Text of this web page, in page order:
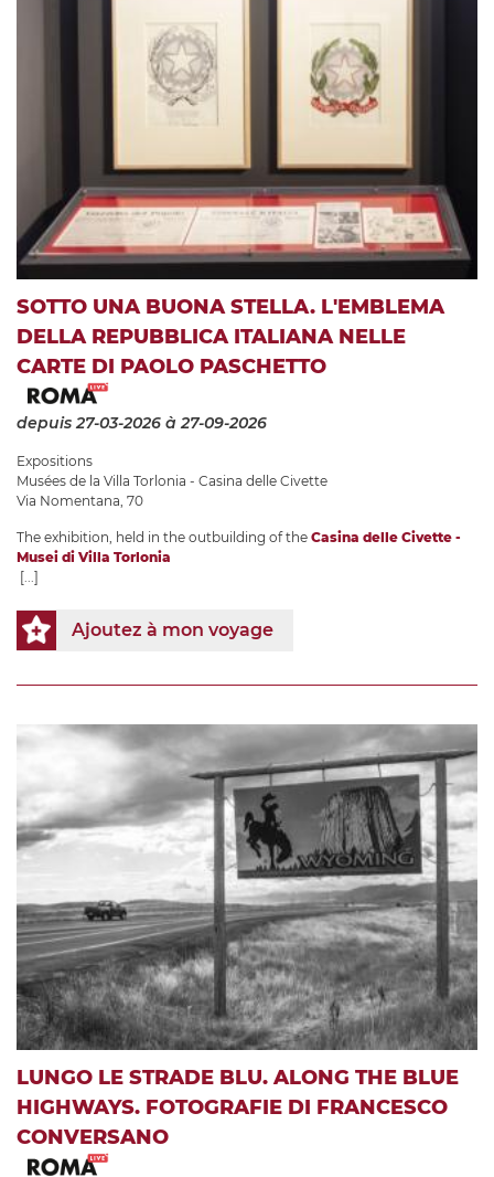
SOTTO UNA BUONA STELLA. L'EMBLEMA
DELLA REPUBBLICA ITALIANA NELLE
CARTE DI PAOLO PASCHETTO
depuis 27-03-2026 à 27-09-2026
Expositions
Musées de la Villa Torlonia - Casina delle Civette
Via Nomentana, 70
The exhibition, held in the outbuilding of the Casina delle Civette -
Musei di Villa Torlonia
[...]
Ajoutez à mon voyage
LUNGO LE STRADE BLU. ALONG THE BLUE
HIGHWAYS. FOTOGRAFIE DI FRANCESCO
CONVERSANO